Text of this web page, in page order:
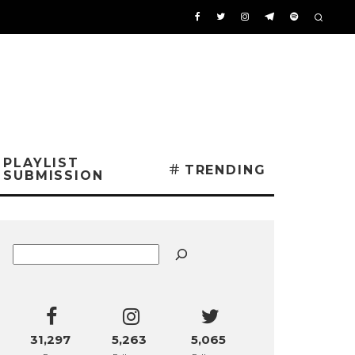
PLAYLIST
SUBMISSION
TRENDING
31,297 5,263 5,065